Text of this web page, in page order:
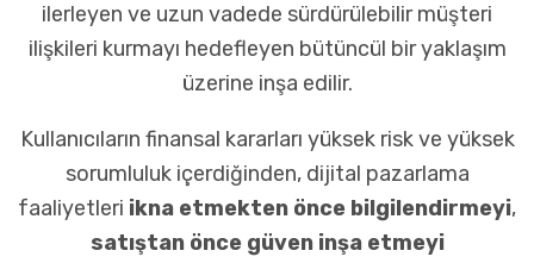
ilerleyen ve uzun vadede sürdürülebilir müşteri
ilişkileri kurmayı hedefleyen bütüncül bir yaklaşım
üzerine inşa edilir.
Kullanıcıların finansal kararları yüksek risk ve yüksek
sorumluluk içerdiğinden, dijital pazarlama
faaliyetleri ikna etmekten önce bilgilendirmeyi,
satıştan önce güven inşa etmeyi